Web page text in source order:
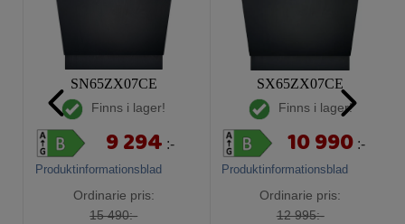
SN65ZX07CE
Finns i lager!
Produktinformationsblad
9 294 :-
Ordinarie pris:
15 490:-
SX65ZX07CE
Finns i lager!
Produktinformationsblad
10 990 :-
Ordinarie pris:
12 995:-